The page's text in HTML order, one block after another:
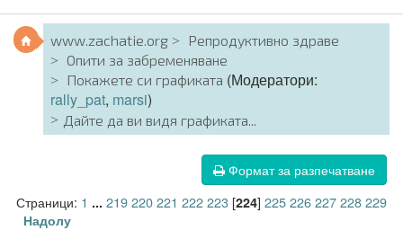
www.zachatie.org
Репродуктивно здраве
Опити за забременяване
Покажете си графиката (Модератори:
rally_pat, marsi)
Дайте да ви видя графиката...
Формат за разпечатване
Страници: 1 ... 219220221 222223[224] 225226227228229
Надолу